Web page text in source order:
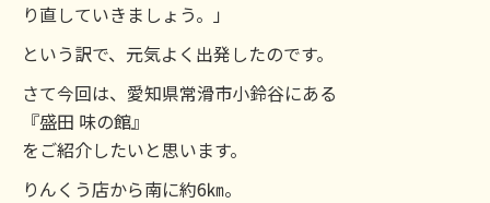
り直していきましょう。」
という訳で、元気よく出発したのです。
さて今回は、愛知県常滑市小鈴谷にある
『盛田 味の館』
をご紹介したいと思います。
りんくう店から南に約6㎞。